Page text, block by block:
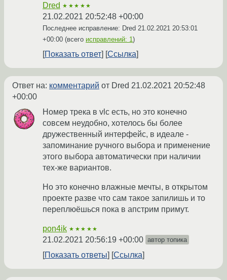
Dred ★★★★★
21.02.2021 20:52:48 +00:00
Последнее исправление: Dred 21.02.2021 20:53:01
+00:00 (всего исправлений: 1)
Показать ответ Ссылка
Ответ на: комментарий от Dred 21.02.2021 20:52:48
+00:00
Номер трека в vlc есть, но это конечно
совсем неудобно, хотелось бы более
дружественный интерфейс, в идеале -
запоминание ручного выбора и применение
этого выбора автоматически при наличии
тех-же вариантов.
Но это конечно влажные мечты, в открытом
проекте разве что сам такое запилишь и то
переплюёшься пока в апстрим примут.
pon4ik ★★★★★
21.02.2021 20:56:19 +00:00 автор топика
Показать ответы Ссылка